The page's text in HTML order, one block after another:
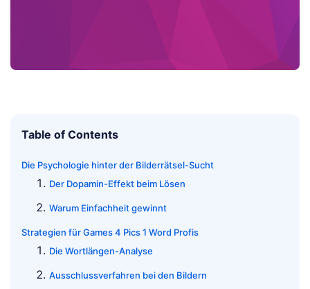
Table of Contents
Die Psychologie hinter der Bilderrätsel-Sucht
Der Dopamin-Effekt beim Lösen
Warum Einfachheit gewinnt
Strategien für Games 4 Pics 1 Word Profis
Die Wortlängen-Analyse
Ausschlussverfahren bei den Bildern